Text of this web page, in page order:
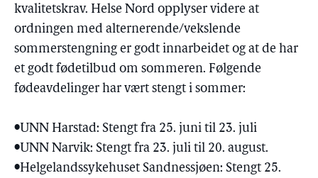
kvalitetskrav. Helse Nord opplyser videre at
ordningen med alternerende/vekslende
sommerstengning er godt innarbeidet og at de har
et godt fødetilbud om sommeren. Følgende
fødeavdelinger har vært stengt i sommer:
•UNN Harstad: Stengt fra 25. juni til 23. juli
•UNN Narvik: Stengt fra 23. juli til 20. august.
•Helgelandssykehuset Sandnessjøen: Stengt 25.